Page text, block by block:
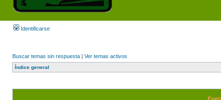
Identificarse
Buscar temas sin respuesta | Ver temas activos
Índice general